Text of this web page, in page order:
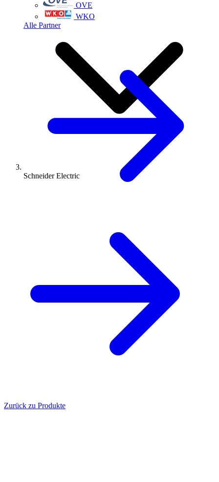
OVE
WKO
Alle Partner
Schneider Electric
Zurück zu Produkte